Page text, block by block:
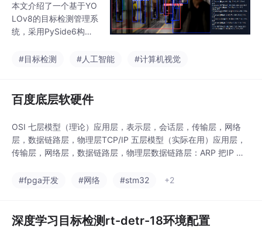
实现
本文介绍了一个基于YO
LOv8的目标检测管理系
统，采用PySide6构建
视频、摄像头和实时流
免界面卡顿，并实时显
示检测画面和结果。主
要功能包括：自动扫描
可用摄像头、多种识别
源切换、检测结果可视
化展示等。该系统操作
为计算机视觉应用的开
能。
#目标检测 #人工智能 #计算机视觉
百度底层软硬件
OSI 七层模型（理论）应用层，表示层，会话层，传输层，网络
层，数据链路层，物理层TCP/IP 五层模型（实际在用）应用层，
传输层，网络层，数据链路层，物理层数据链路层：ARP 把IP 地
有B 类私有C 类私有（最常用）传输层：TCP、UDPHTTP/HTTP
#fpga开发 #网络 #stm32 +2
深度学习目标检测rt-detr-18环境配置